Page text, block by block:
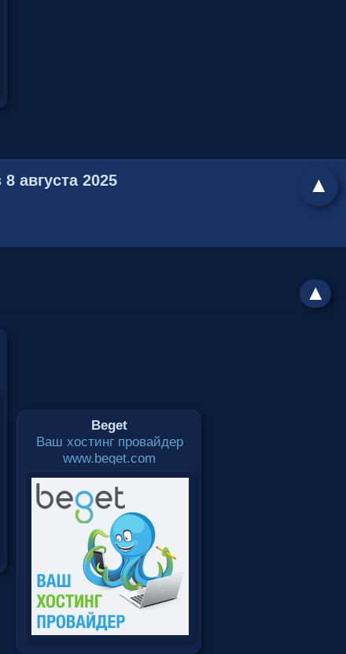
августа 2025 ▲
▲
Beget
Ваш хостинг провайдер
www.beget.com